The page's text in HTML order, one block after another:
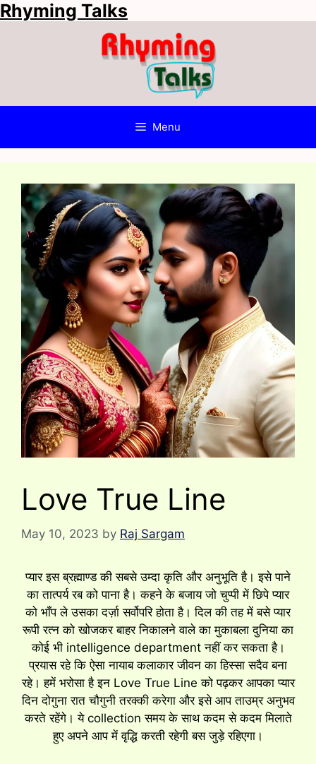
Skip
to
Rhyming Talks
Menu
Love True Line
May 10, 2023 by Raj Sargam
प्यार इस ब्रह्माण्ड की सबसे उम्दा कृति और अनुभूति है। इसे पाने
का तात्पर्य रब को पाना है। कहने के बजाय जो चुप्पी में छिपे प्यार
को भॉंप ले उसका दर्ज़ा सर्वोपरि होता है। दिल की तह में बसे प्यार
रूपी रत्न को खोजकर बाहर निकालने वाले का मुकाबला दुनिया का
कोई भी intelligence department नहीं कर सकता है।
प्रयास रहे कि ऐसा नायाब कलाकार जीवन का हिस्सा सदैव बना
रहे। हमें भरोसा है इन Love True Line को पढ़कर आपका प्यार
दिन दोगुना रात चौगुनी तरक्की करेगा और इसे आप ताउम्र अनुभव
करते रहेंगे। ये collection समय के साथ कदम से कदम मिलाते
हुए अपने आप में वृद्धि करती रहेगी बस जुड़े रहिएगा।